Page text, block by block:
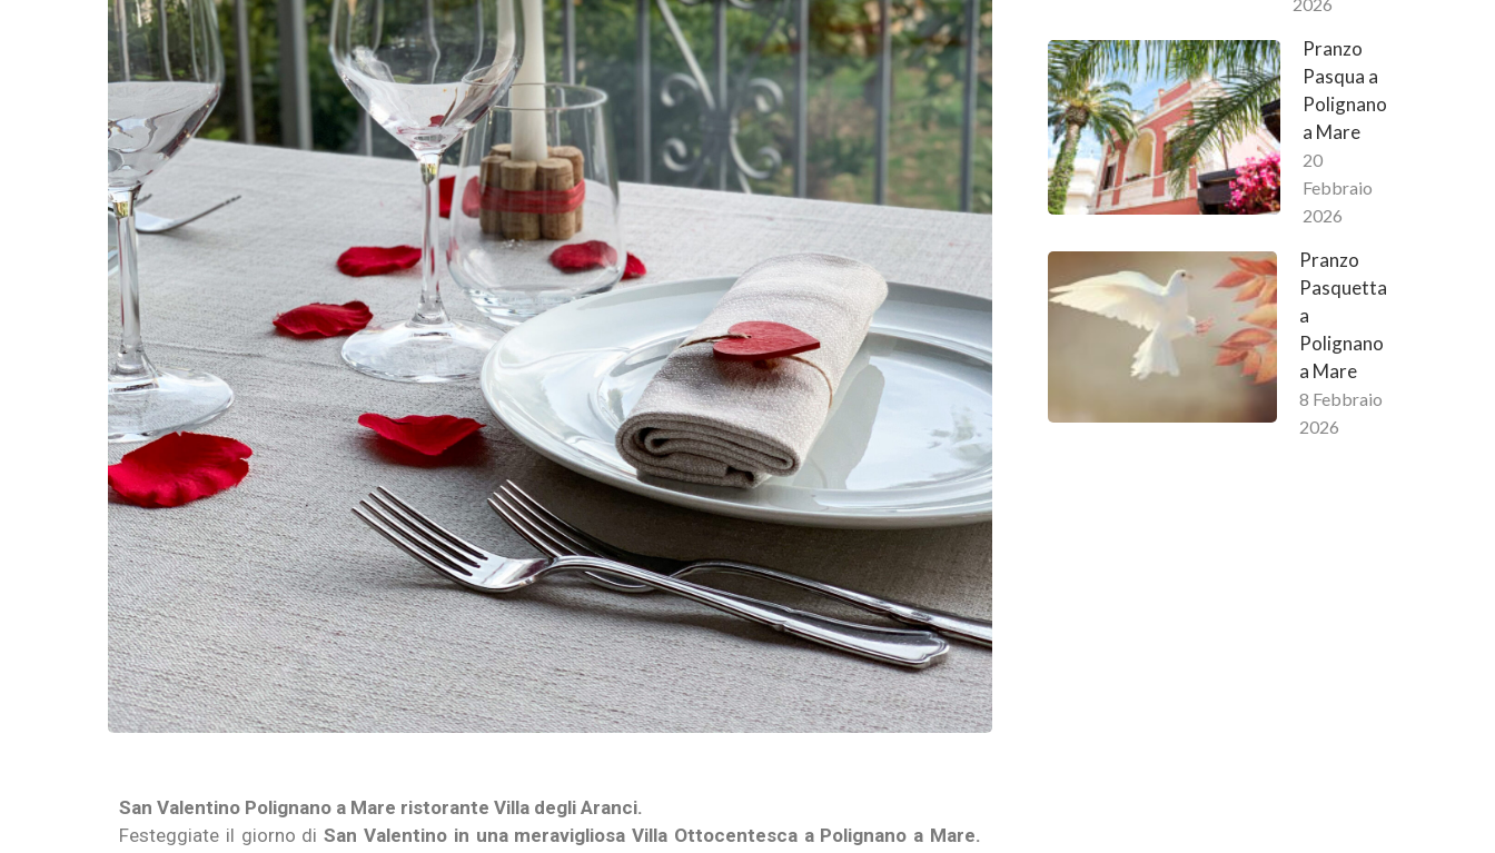
San Valentino Polignano a Mare ristorante Villa degli Aranci.
Festeggiate il giorno di San Valentino in una meravigliosa Villa Ottocentesca a Polignano a Mare.
Pranzo
Pasqua a
Polignano
a Mare
20
Febbraio
2026
Pranzo
Pasquetta
a
Polignano
a Mare
8 Febbraio
2026